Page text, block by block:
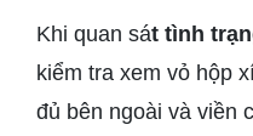
Khi quan sát tình
kiểm tra xem vỏ hộp
đủ bên ngoài và viền